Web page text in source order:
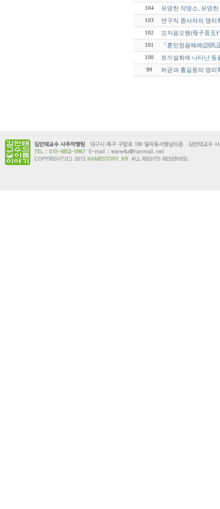
104 유명한 작명소, 유명
103 연구직 종사자의 명리
102 모자음오행(母子音五
101 『훈민정음해례(訓
100 토끼설화에 나타난
99 허균과 홍길동의 명리